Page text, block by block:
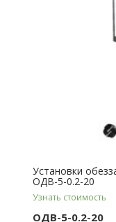
Установки
ОДВ-5-0.2-20
Узнать стоимость
ОДВ-5-0.2-20